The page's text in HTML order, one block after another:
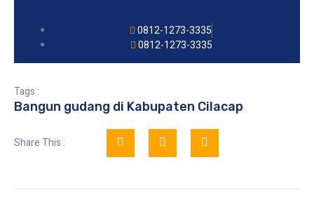
0812-1273-3335
0812-1273-3335
Tags :
Bangun gudang di Kabupaten Cilacap
Share This :